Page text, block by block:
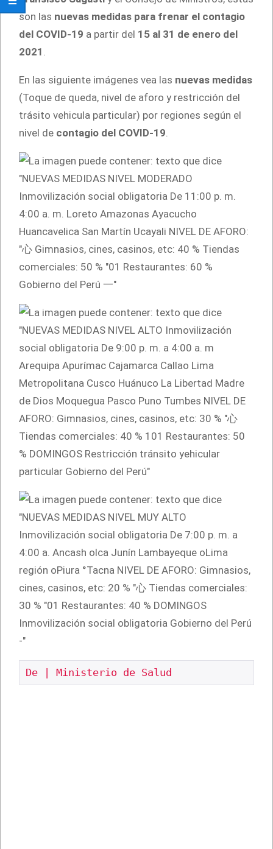
son las nuevas medidas para frenar el contagio
del COVID-19 a partir del 15 al 31 de enero del
2021 .
En las siguiente imágenes vea las nuevas medidas
(Toque de queda, nivel de aforo y restricción del
trásito vehicula particular) por regiones según el
nivel de contagio del COVID-19.
De | Ministerio de Salud